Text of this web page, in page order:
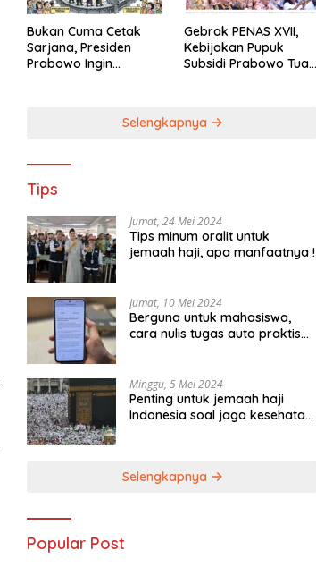
Bukan Cuma Cetak
Sarjana, Presiden
Prabowo Ingin
Gebrak PENAS XVII,
Kebijakan Pupuk
Subsidi Prabowo Tuai
Selengkapnya
Tips
Jumat, 24 Mei 2024
Tips minum oralit untuk
jemaah haji, apa manfaatnya !
Jumat, 10 Mei 2024
Berguna untuk mahasiswa,
cara nulis tugas auto praktis
Minggu, 5 Mei 2024
Penting untuk jemaah haji
Indonesia soal jaga kesehatan,
Selengkapnya
Popular Post